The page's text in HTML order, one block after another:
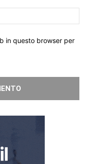
in questo browser per